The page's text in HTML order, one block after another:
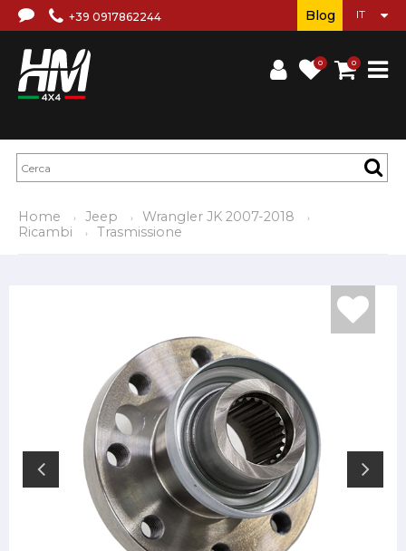
+39 0917862244
0 0
Blog
Home Jeep
Wrangler JK 2007-2018
Ricambi
Trasmissione